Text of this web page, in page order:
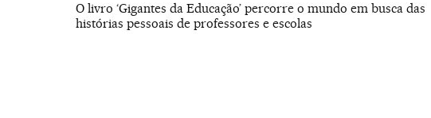
O livro ‘Gigantes da Educação’ percorre o mundo em busca das
histórias pessoais de professores e escolas